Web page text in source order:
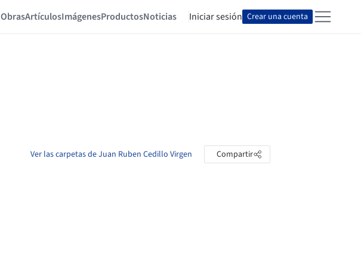
ObrasArtículosImágenesProductosNoticias Iniciar sesión Crear una cuenta
Ver las carpetas de Juan Ruben Cedillo Virgen Compartir